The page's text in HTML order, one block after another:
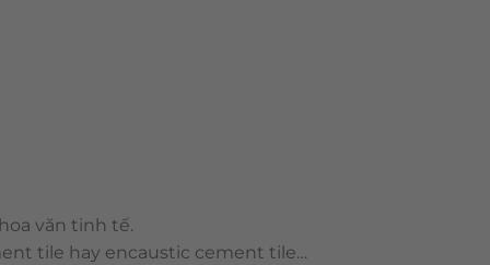
văn tinh tế.
tile hay encaustic cement tile…